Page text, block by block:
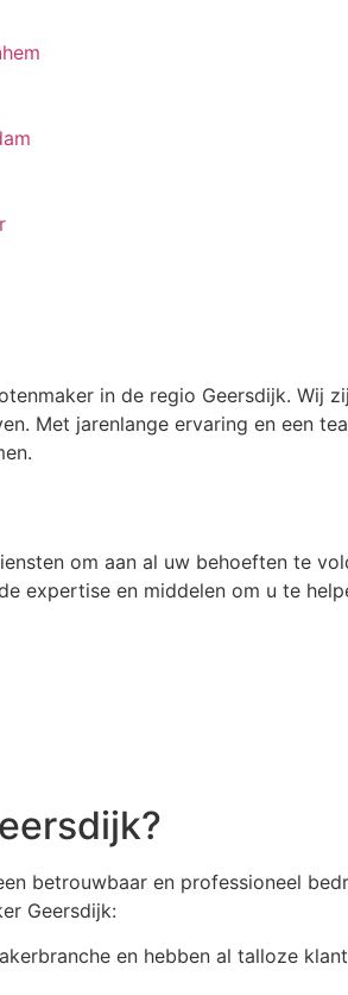
in de regio Geersdijk. Wij
Met jarenlange ervaring en een
om aan al uw behoeften te
expertise en middelen om u te
betrouwbaar en professioneel
Geersdijk:
en hebben al talloze